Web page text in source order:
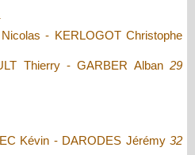
- KERLOGOT Christophe
Thierry - GARBER Alban 29
Kévin - DARODES Jérémy 32